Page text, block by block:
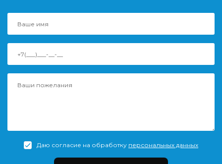
Даю согласие на обработку персональных данных